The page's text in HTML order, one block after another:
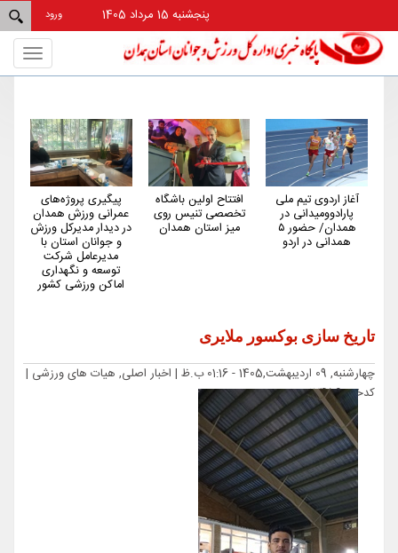
ورود
پنجشنبه 15 مرداد 1405
آغاز اردوی تیم ملی
پارادوومیدانی در
همدان/ حضور ۵
همدانی در اردو
افتتاح اولین باشگاه
تخصصی تنیس روی
میز استان همدان
پیگیری پروژه‌های
عمرانی ورزش همدان
در دیدار مدیرکل ورزش
و جوانان استان با
مدیرعامل شرکت
توسعه و نگهداری
اماکن ورزشی کشور
تاریخ سازی بوکسور ملایری
چهارشنبه, 09 اردیبهشت,1405 - 01:16 ب.ظ | اخبار اصلی, هیات های ورزشی |
کدخبر: 17456